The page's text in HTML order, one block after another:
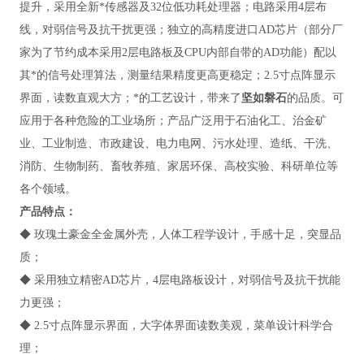
提升，采用全新*传感器及32位低功耗处理器；电路采用4层布
线，对弱信号及抗干扰更强；独立的高精度进口AD芯片（部分厂
家为了节约成本采用2层电路板及CPU内部自带的AD功能）配以
其*的信号处理算法，测量结果精度更高更稳定；2.5寸点阵显示
界面，读数直观大方；*的工艺设计，带来了 坚如磐石的品质。可
应用于各种危险的工业场所；产品广泛用于石油化工、治金矿
业、工业制造、市政建设、电力电网、污水处理、造纸、干洗、
消防、生物制药、畜牧养殖、家居环保、高校实验、科研单位等
各个领域。
产品特点：
◆ 玫瑰土豪金全金属外壳，人体工程学设计，手感十足，突显品
质；
◆ 采用独立精密AD芯片，4层电路板设计，对弱信号及抗干扰能
力更强；
◆ 2.5寸点阵显示界面，大字体界面读数美观，菜单设计科学合
理；